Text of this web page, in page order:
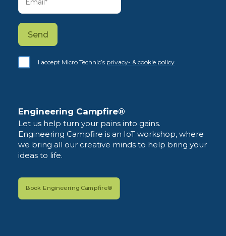
I accept Micro Technic’s privacy- & cookie policy
Engineering Campfire®
Let us help turn your pains into gains.
Engineering Campfire is an IoT workshop, where
we bring all our creative minds to help bring your
ideas to life.
Book Engineering Campfire®